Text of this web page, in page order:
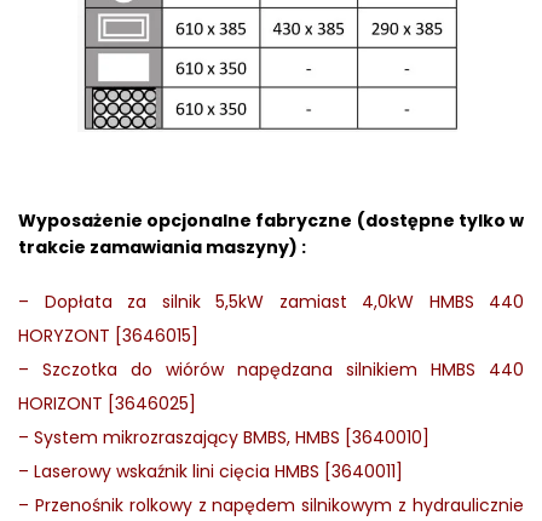
Wyposażenie opcjonalne fabryczne (dostępne tylko w
trakcie zamawiania maszyny) :
– Dopłata za silnik 5,5kW zamiast 4,0kW HMBS 440
HORYZONT [3646015]
– Szczotka do wiórów napędzana silnikiem HMBS 440
HORIZONT [3646025]
– System mikrozraszający BMBS, HMBS [3640010]
– Laserowy wskaźnik lini cięcia HMBS [3640011]
– Przenośnik rolkowy z napędem silnikowym z hydraulicznie